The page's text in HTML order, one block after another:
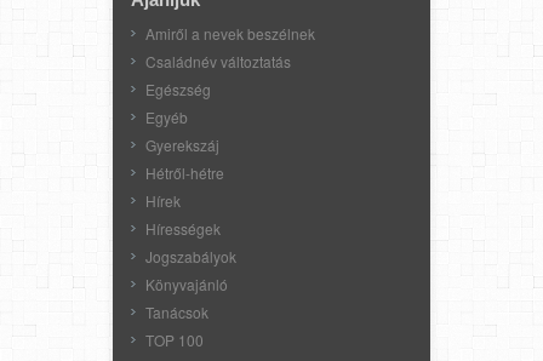
Amiről a nevek beszélnek
Családnév változtatás
Egészség
Egyéb
Gyerekszáj
Hétről-hétre
Hírek
Hírességek
Jogszabályok
Könyvajánló
Tanácsok
TOP 100